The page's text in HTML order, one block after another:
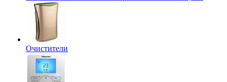
Очистители